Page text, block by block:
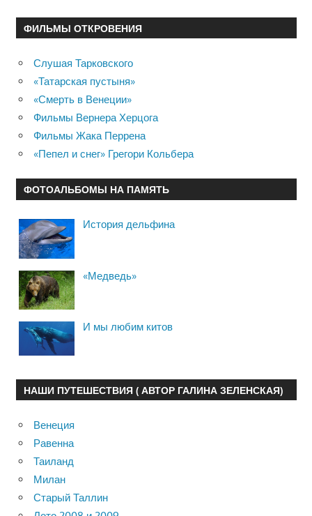
ФИЛЬМЫ ОТКРОВЕНИЯ
Слушая Тарковского
«Татарская пустыня»
«Смерть в Венеции»
Фильмы Вернера Херцога
Фильмы Жака Перрена
«Пепел и снег» Грегори Кольбера
ФОТОАЛЬБОМЫ НА ПАМЯТЬ
История дельфина
«Медведь»
И мы любим китов
НАШИ ПУТЕШЕСТВИЯ ( АВТОР ГАЛИНА ЗЕЛЕНСКАЯ)
Венеция
Равенна
Таиланд
Милан
Старый Таллин